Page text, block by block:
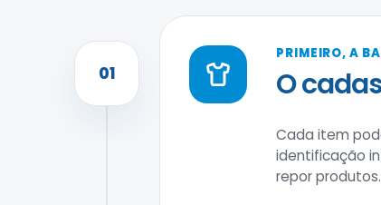
01
PRIMEIRO, A
O
Cada item
identificação
repor produtos.